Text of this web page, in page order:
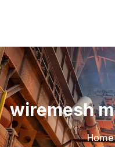
wiremesh
Home